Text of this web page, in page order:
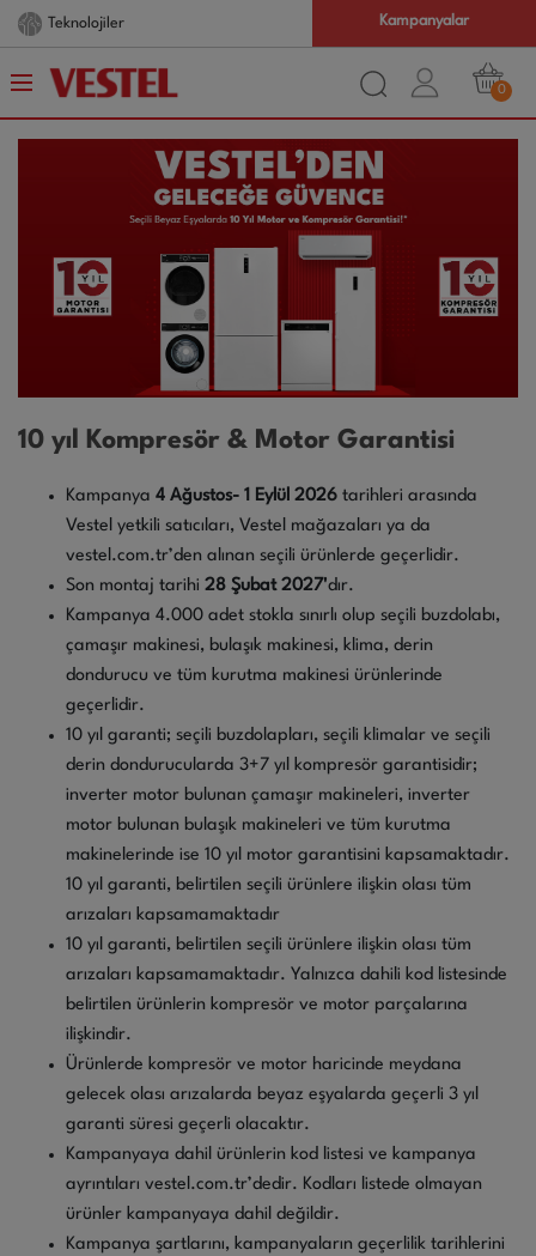
Teknolojiler Kampanyalar
0
10 yıl Kompresör & Motor Garantisi
Kampanya 4 Ağustos- 1 Eylül 2026 tarihleri arasında
Vestel yetkili satıcıları, Vestel mağazaları ya da
vestel.com.tr’den alınan seçili ürünlerde geçerlidir.
Son montaj tarihi 28 Şubat 2027'dır.
Kampanya 4.000 adet stokla sınırlı olup seçili buzdolabı,
çamaşır makinesi, bulaşık makinesi, klima, derin
dondurucu ve tüm kurutma makinesi ürünlerinde
geçerlidir.
10 yıl garanti; seçili buzdolapları, seçili klimalar ve seçili
derin dondurucularda 3+7 yıl kompresör garantisidir;
inverter motor bulunan çamaşır makineleri, inverter
motor bulunan bulaşık makineleri ve tüm kurutma
makinelerinde ise 10 yıl motor garantisini kapsamaktadır.
10 yıl garanti, belirtilen seçili ürünlere ilişkin olası tüm
arızaları kapsamamaktadır
10 yıl garanti, belirtilen seçili ürünlere ilişkin olası tüm
arızaları kapsamamaktadır. Yalnızca dahili kod listesinde
belirtilen ürünlerin kompresör ve motor parçalarına
ilişkindir.
Ürünlerde kompresör ve motor haricinde meydana
gelecek olası arızalarda beyaz eşyalarda geçerli 3 yıl
garanti süresi geçerli olacaktır.
Kampanyaya dahil ürünlerin kod listesi ve kampanya
ayrıntıları vestel.com.tr’dedir. Kodları listede olmayan
ürünler kampanyaya dahil değildir.
Kampanya şartlarını, kampanyaların geçerlilik tarihlerini